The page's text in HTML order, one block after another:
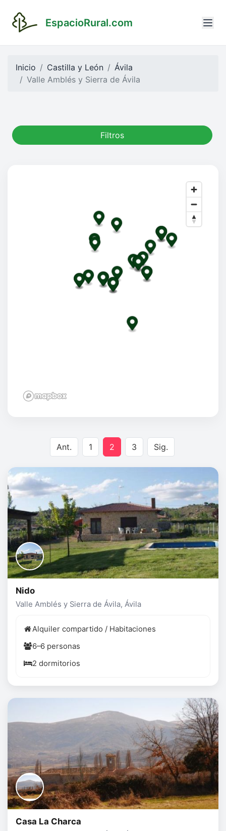
EspacioRural.com
Inicio Castilla y León
Ávila
Valle Amblés y Sierra de Ávila
Filtros
Ant. 1 2 3 Sig.
Nido
Valle Amblés y Sierra de Ávila, Ávila
Alquiler compartido / Habitaciones
6–6 personas
2 dormitorios
Casa La Charca